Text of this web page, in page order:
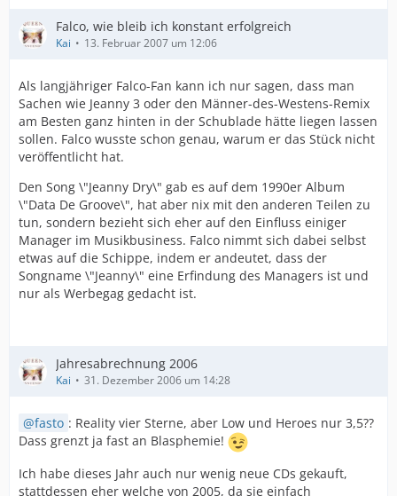
Falco, wie bleib ich konstant erfolgreich
Kai 13. Februar 2007 um 12:06
Als langjähriger Falco-Fan kann ich nur sagen, dass man
Sachen wie Jeanny 3 oder den Männer-des-Westens-Remix
am Besten ganz hinten in der Schublade hätte liegen lassen
sollen. Falco wusste schon genau, warum er das Stück nicht
veröffentlicht hat.
Den Song \"Jeanny Dry\" gab es auf dem 1990er Album
\"Data De Groove\", hat aber nix mit den anderen Teilen zu
tun, sondern bezieht sich eher auf den Einfluss einiger
Manager im Musikbusiness. Falco nimmt sich dabei selbst
etwas auf die Schippe, indem er andeutet, dass der
Songname \"Jeanny\" eine Erfindung des Managers ist und
nur als Werbegag gedacht ist.
Jahresabrechnung 2006
Kai 31. Dezember 2006 um 14:28
fasto : Reality vier Sterne, aber Low und Heroes nur 3,5??
Dass grenzt ja fast an Blasphemie!
Ich habe dieses Jahr auch nur wenig neue CDs gekauft,
stattdessen eher welche von 2005, da sie einfach